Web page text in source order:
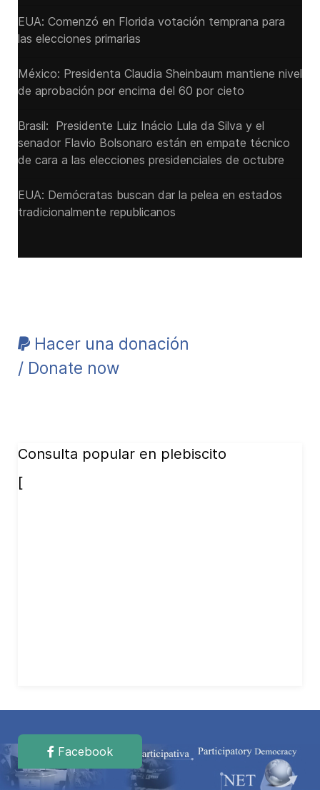
EUA: Comenzó en Florida votación temprana para
las elecciones primarias
México: Presidenta Claudia Sheinbaum mantiene nivel
de aprobación por encima del 60 por cieto
Brasil: Presidente Luiz Inácio Lula da Silva y el
senador Flavio ‌Bolsonaro están en empate técnico
de cara a las ‌elecciones presidenciales de octubre
EUA: Demócratas buscan dar la pelea en estados
tradicionalmente republicanos
Hacer una donación
/ Donate now
Consulta popular en plebiscito
[
Facebook